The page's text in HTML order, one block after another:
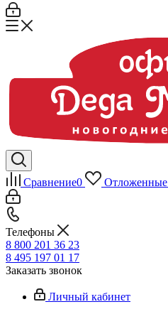
Сравнение0 Отложенные
Телефоны
8 800 201 36 23
8 495 197 01 17
Заказать звонок
Личный кабинет